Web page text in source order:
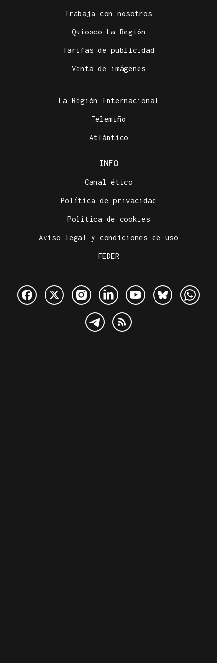
Trabaja con nosotros
Quiosco La Región
Tarifas de publicidad
Venta de imágenes
La Región Internacional
Telemiño
Atlántico
INFO
Canal ético
Política de privacidad
Política de cookies
Aviso legal y condiciones de uso
FEDER